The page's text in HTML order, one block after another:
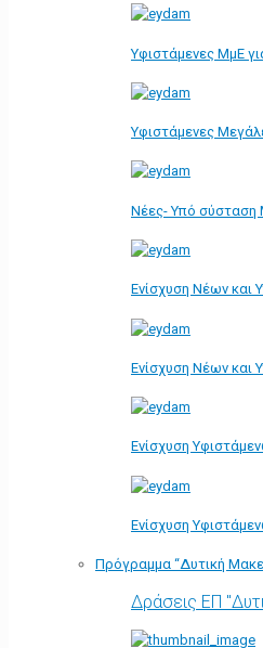
Υφιστάμενες ΜμΕ
Υφιστάμενες
Νέες- Υπό σύσταση
Ενίσχυση Νέων και
Ενίσχυση Νέων και
Ενίσχυση
Ενίσχυση
Πρόγραμμα “Δυτική
Δράσεις ΕΠ